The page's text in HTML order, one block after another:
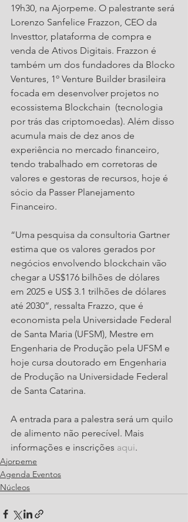
19h30, na Ajorpeme. O palestrante será
Lorenzo Sanfelice Frazzon, CEO da
Investtor, plataforma de compra e
venda de Ativos Digitais. Frazzon é
também um dos fundadores da Blocko
Ventures, 1º Venture Builder brasileira
focada em desenvolver projetos no
ecossistema Blockchain  (tecnologia
por trás das criptomoedas). Além disso
acumula mais de dez anos de
experiência no mercado financeiro,
tendo trabalhado em corretoras de
valores e gestoras de recursos, hoje é
sócio da Passer Planejamento
Financeiro.
“Uma pesquisa da consultoria Gartner
estima que os valores gerados por
negócios envolvendo blockchain vão
chegar a US$176 bilhões de dólares
em 2025 e US$ 3.1 trilhões de dólares
até 2030”, ressalta Frazzo, que é
economista pela Universidade Federal
de Santa Maria (UFSM), Mestre em
Engenharia de Produção pela UFSM e
hoje cursa doutorado em Engenharia
de Produção na Universidade Federal
de Santa Catarina.
A entrada para a palestra será um quilo
de alimento não perecível. Mais
informações e inscrições aqui.
Ajorpeme
Agenda Eventos
Núcleos